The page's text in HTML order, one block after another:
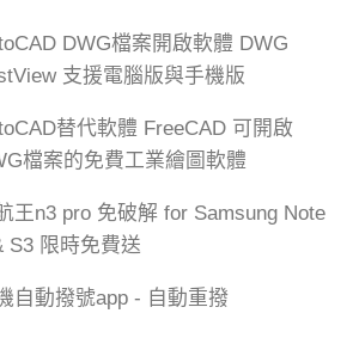
DWG檔案開啟軟體 DWG
支援電腦版與手機版
替代軟體 FreeCAD 可開啟
檔案的免費工業繪圖軟體
王n3 pro 免破解 for Samsung Note
S3 限時免費送
自動撥號app - 自動重撥